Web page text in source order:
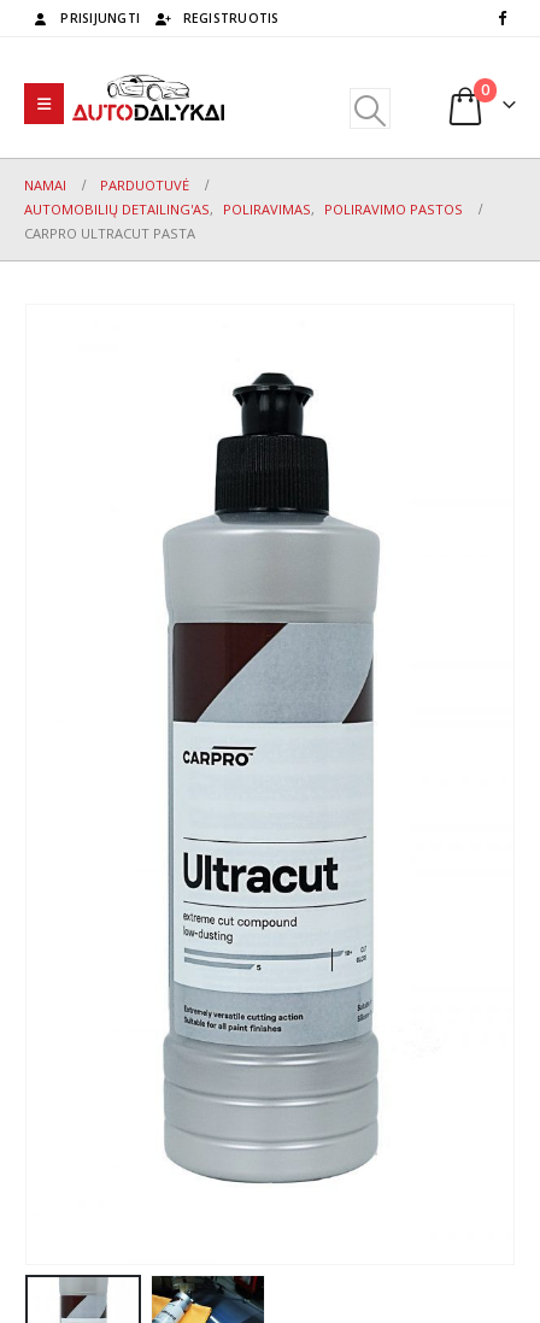
PRISIJUNGTI REGISTRUOTIS
0
NAMAI
PARDUOTUVĖ
AUTOMOBILIŲ DETAILING'AS, POLIRAVIMAS,
POLIRAVIMO PASTOS
CARPRO ULTRACUT PASTA